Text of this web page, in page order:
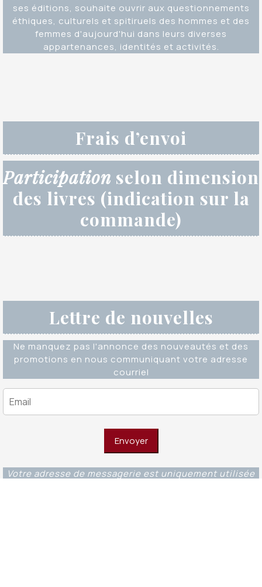
ses éditions, souhaite ouvrir aux questionnements
éthiques, culturels et spitiruels des hommes et des
femmes d'aujourd'hui dans leurs diverses
appartenances, identités et activités.
Frais d’envoi
Participation selon dimension
des livres (indication sur la
commande)
Lettre de nouvelles
Ne manquez pas l'annonce des nouveautés et des
promotions en nous communiquant votre adresse
courriel
Votre adresse de messagerie est uniquement utilisée